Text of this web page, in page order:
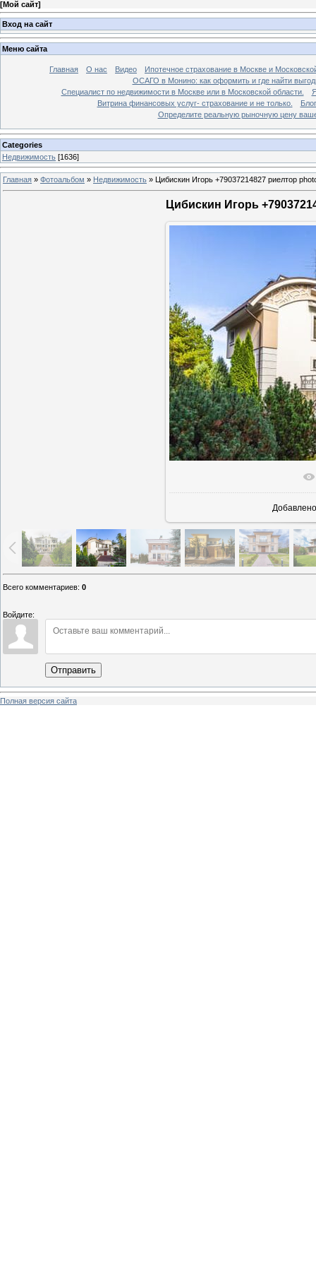
[Мой сайт]
Вход на сайт
Меню сайта
Главная О нас Видео
Ипотечное страхование в Москве и
ОСАГО в Монино: как оформить и где найти
Специалист по недвижимости в Москве или в Московской области.
Витрина финансовых услуг- страхование и не только.
Блог
Определите реальную рыночную цену
Categories
Недвижимость [1636]
Главная » Фотоальбом » Недвижимость » Цибискин Игорь +79037214827 риелтор
Цибискин Игорь
В
Добавлено
Всего комментариев: 0
Войдите:
Отправить
Полная версия сайта